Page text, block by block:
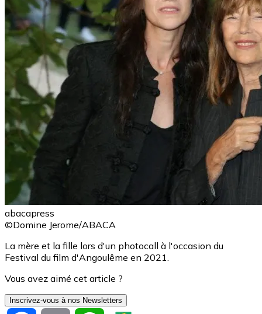
abacapress
©Domine Jerome/ABACA
La mère et la fille lors d'un photocall à l'occasion du
Festival du film d'Angoulême en 2021.
Vous avez aimé cet article ?
Inscrivez-vous à nos Newsletters